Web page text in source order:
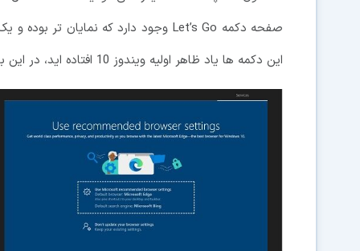
این دکمه ها یاد ظاهر اولیه ویندوز 10 افتاده اید، در این باره با بسیاری از افراد هم نظر هستید.